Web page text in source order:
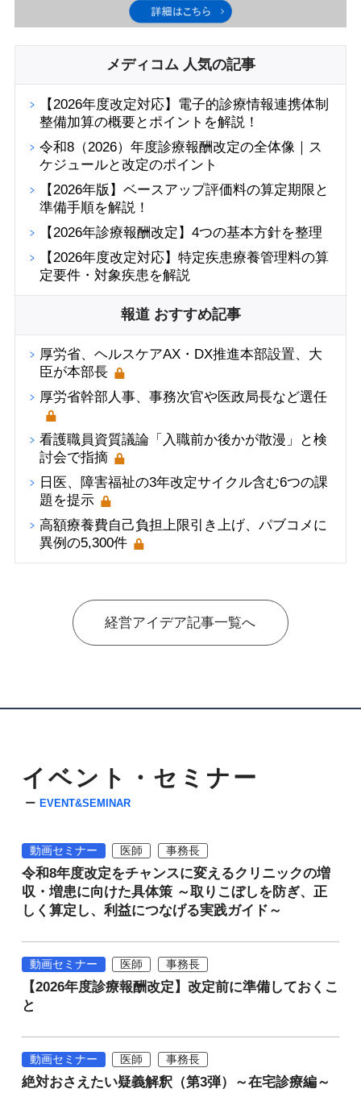
メディコム 人気の記事
【2026年度改定対応】電子的診療情報連携体制
整備加算の概要とポイントを解説！
令和8（2026）年度診療報酬改定の全体像｜ス
ケジュールと改定のポイント
【2026年版】ベースアップ評価料の算定期限と
準備手順を解説！
【2026年診療報酬改定】4つの基本方針を整理
【2026年度改定対応】特定疾患療養管理料の算
定要件・対象疾患を解説
報道 おすすめ記事
厚労省、ヘルスケアAX・DX推進本部設置、大
臣が本部長
厚労省幹部人事、事務次官や医政局長など選任
看護職員資質議論「入職前か後かが散漫」と検
討会で指摘
日医、障害福祉の3年改定サイクル含む6つの課
題を提示
高額療養費自己負担上限引き上げ、パブコメに
異例の5,300件
経営アイデア記事一覧へ
イベント・セミナー
EVENT&SEMINAR
動画セミナー 医師 事務長
令和8年度改定をチャンスに変えるクリニックの増
収・増患に向けた具体策 ～取りこぼしを防ぎ、正
しく算定し、利益につなげる実践ガイド～
動画セミナー 医師 事務長
【2026年度診療報酬改定】改定前に準備しておくこ
と
動画セミナー 医師 事務長
絶対おさえたい疑義解釈（第3弾）～在宅診療編～